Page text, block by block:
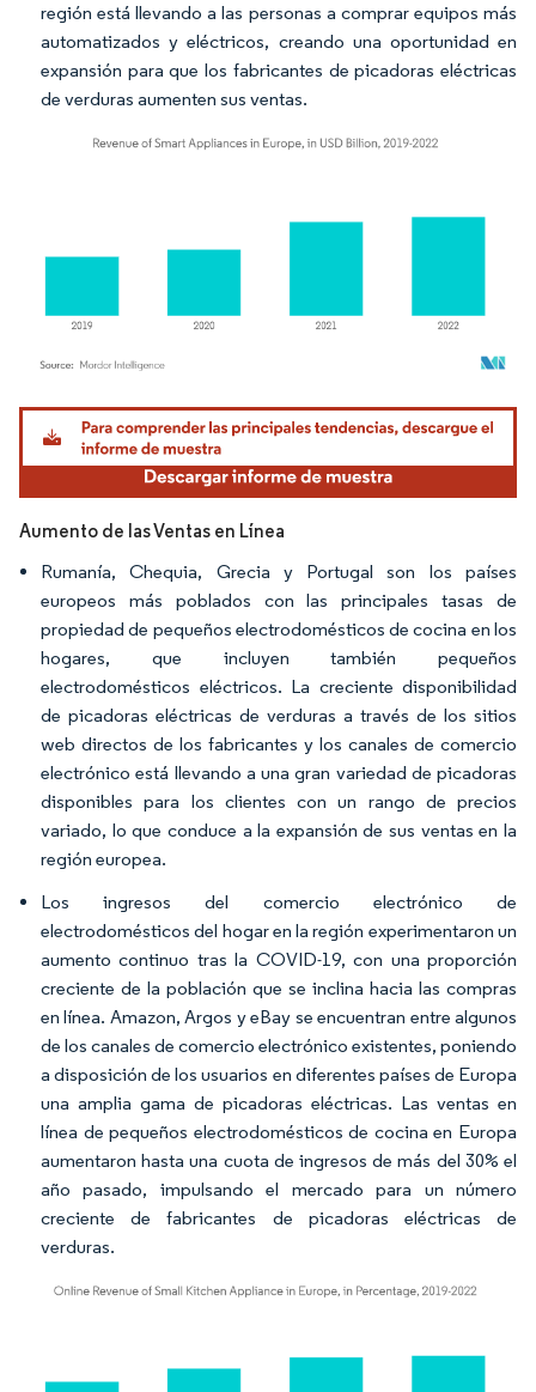
región está llevando a las personas a comprar equipos más
automatizados y eléctricos, creando una oportunidad en
expansión para que los fabricantes de picadoras eléctricas
de verduras aumenten sus ventas.
Imagen © Mordor Intelligence. El uso requiere atribución según CC BY 4.0.
Aumento de las Ventas en Línea
Rumanía, Chequia, Grecia y Portugal son los países
europeos más poblados con las principales tasas de
propiedad de pequeños electrodomésticos de cocina en los
hogares, que incluyen también pequeños
electrodomésticos eléctricos. La creciente disponibilidad
de picadoras eléctricas de verduras a través de los sitios
web directos de los fabricantes y los canales de comercio
electrónico está llevando a una gran variedad de picadoras
disponibles para los clientes con un rango de precios
variado, lo que conduce a la expansión de sus ventas en la
región europea.
Los ingresos del comercio electrónico de
electrodomésticos del hogar en la región experimentaron un
aumento continuo tras la COVID-19, con una proporción
creciente de la población que se inclina hacia las compras
en línea. Amazon, Argos y eBay se encuentran entre algunos
de los canales de comercio electrónico existentes, poniendo
a disposición de los usuarios en diferentes países de Europa
una amplia gama de picadoras eléctricas. Las ventas en
línea de pequeños electrodomésticos de cocina en Europa
aumentaron hasta una cuota de ingresos de más del 30% el
año pasado, impulsando el mercado para un número
creciente de fabricantes de picadoras eléctricas de
verduras.